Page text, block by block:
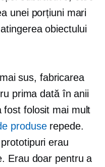
unei porțiuni mari
obiectului
sus, fabricarea
prima dată în anii
fost folosit mai mult
produserepede.
erau
Erau doar pentru a